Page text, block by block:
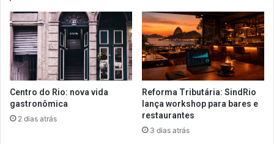
Centro do Rio: nova vida
gastronômica
2 dias atrás
Reforma Tributária: SindRio
lança workshop para bares e
restaurantes
3 dias atrás